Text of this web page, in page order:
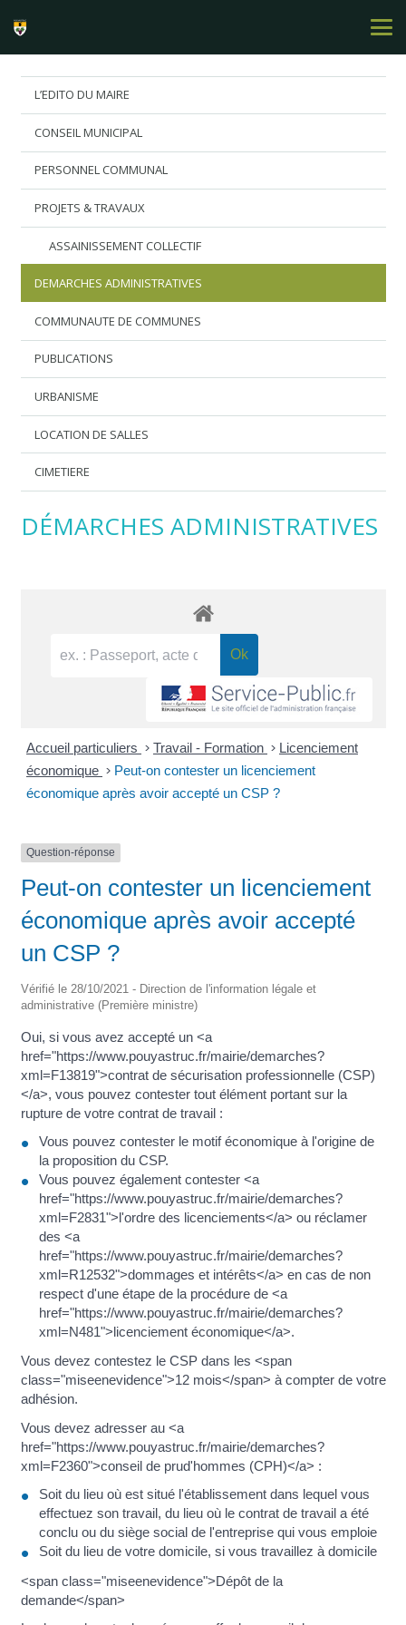
L’EDITO DU MAIRE
CONSEIL MUNICIPAL
PERSONNEL COMMUNAL
PROJETS & TRAVAUX
ASSAINISSEMENT COLLECTIF
DEMARCHES ADMINISTRATIVES
COMMUNAUTE DE COMMUNES
PUBLICATIONS
URBANISME
LOCATION DE SALLES
CIMETIERE
DÉMARCHES ADMINISTRATIVES
Accueil particuliers > Travail - Formation > Licenciement
économique > Peut-on contester un licenciement
économique après avoir accepté un CSP ?
Question-réponse
Peut-on contester un licenciement
économique après avoir accepté
un CSP ?
Vérifié le 28/10/2021 - Direction de l'information légale et
administrative (Première ministre)
Oui, si vous avez accepté un <a
href="https://www.pouyastruc.fr/mairie/demarches?
xml=F13819">contrat de sécurisation professionnelle (CSP)
</a>, vous pouvez contester tout élément portant sur la
rupture de votre contrat de travail :
Vous pouvez contester le motif économique à l'origine de
la proposition du CSP.
Vous pouvez également contester <a
href="https://www.pouyastruc.fr/mairie/demarches?
xml=F2831">l'ordre des licenciements</a> ou réclamer
des <a
href="https://www.pouyastruc.fr/mairie/demarches?
xml=R12532">dommages et intérêts</a> en cas de non
respect d'une étape de la procédure de <a
href="https://www.pouyastruc.fr/mairie/demarches?
xml=N481">licenciement économique</a>.
Vous devez contestez le CSP dans les <span
class="miseenevidence">12 mois</span> à compter de votre
adhésion.
Vous devez adresser au <a
href="https://www.pouyastruc.fr/mairie/demarches?
xml=F2360">conseil de prud'hommes (CPH)</a> :
Soit du lieu où est situé l'établissement dans lequel vous
effectuez son travail, du lieu où le contrat de travail a été
conclu ou du siège social de l'entreprise qui vous emploie
Soit du lieu de votre domicile, si vous travaillez à domicile
<span class="miseenevidence">Dépôt de la
demande</span>